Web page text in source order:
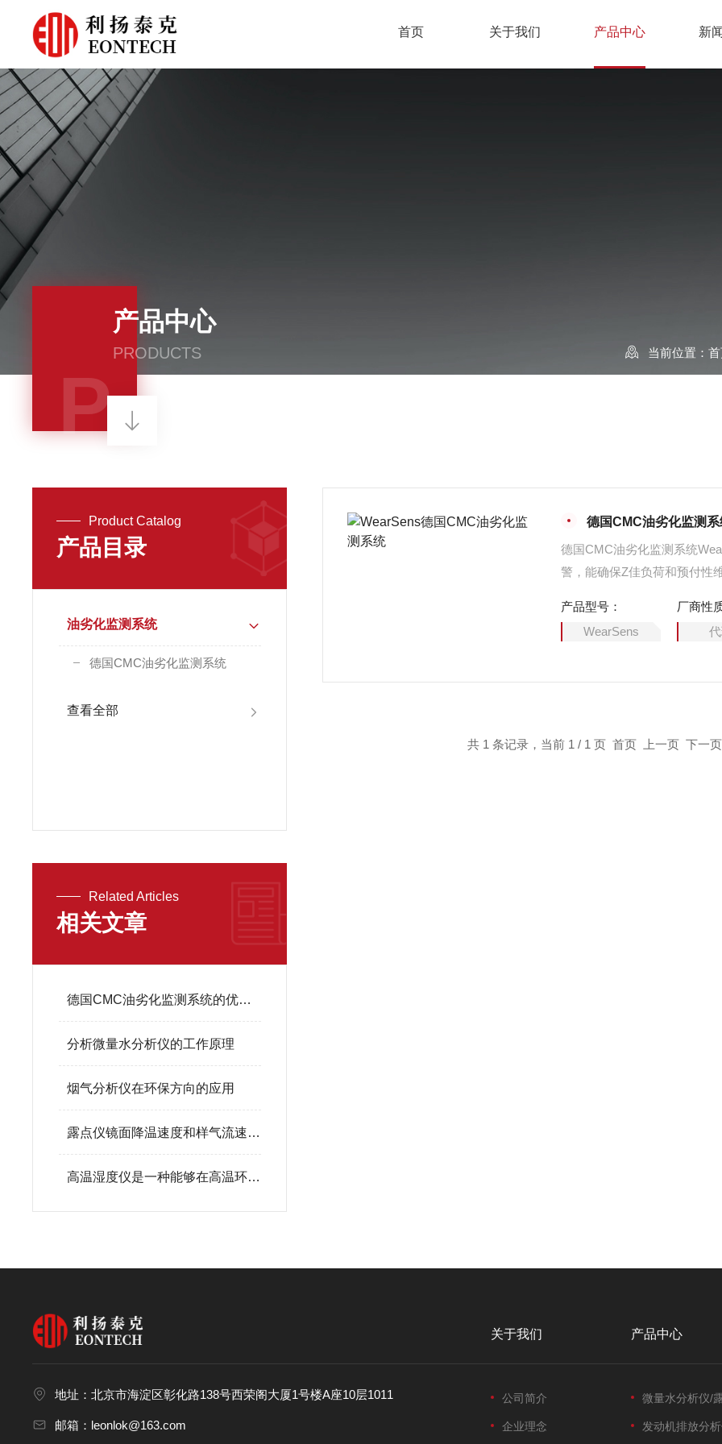
首页 关于我们 产品中心 新
产品中心
PRODUCTS
P
当前位置：
Product Catalog
产品目录
油劣化监测系统
德国CMC油劣化监测系统
查看全部
Related Articles
相关文章
德国CMC油劣化监测系统的优势在哪里
分析微量水分析仪的工作原理
烟气分析仪在环保方向的应用
露点仪镜面降温速度和样气流速问题
高温湿度仪是一种能够在高温环境中持续测量气体湿度的专用设备
德国CMC油劣化监测
德国CMC油劣化监测系统
警，能确保Z佳负荷和预付性
产品型号：
WearSens
厂商性
共 1 条记录，当前 1 / 1 页 首页 上一页 下一
地址：北京市海淀区彰化路138号西荣阁大厦1号楼A座10层1011
邮箱：leonlok@163.com
关于我们
公司简介
企业理念
产品中心
微量水分析仪/
发动机排放分